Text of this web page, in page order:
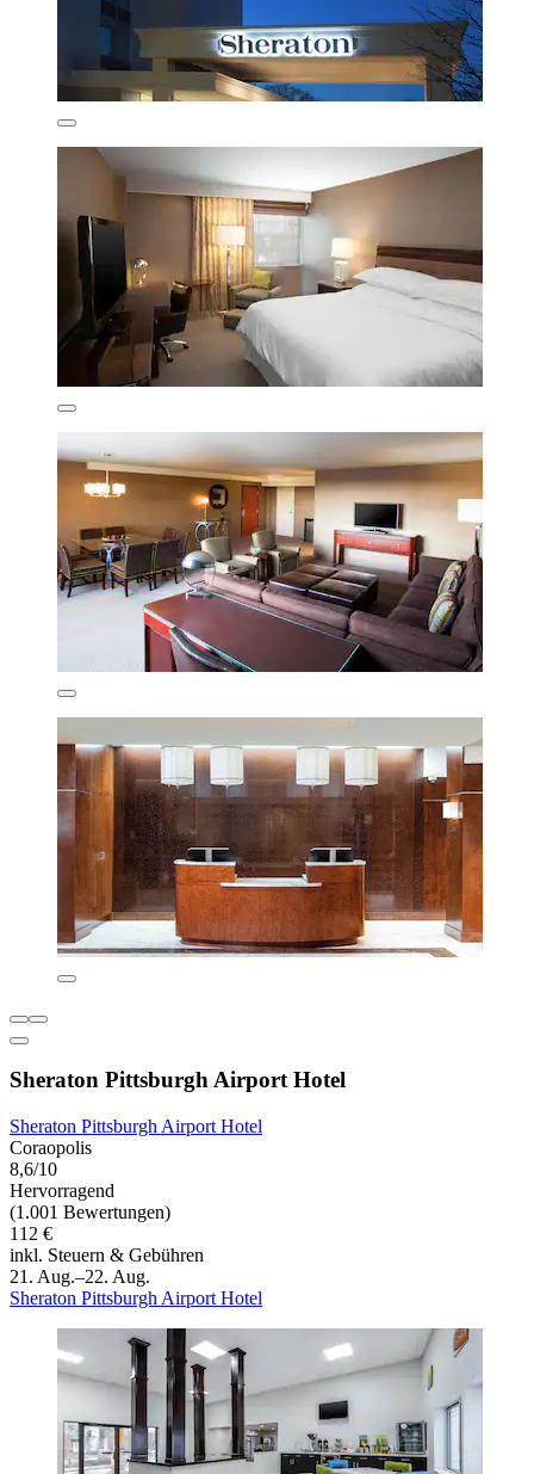
Sheraton Pittsburgh Airport Hotel
Sheraton Pittsburgh Airport Hotel
Coraopolis
8,6/10
Hervorragend
(1.001 Bewertungen)
112 €
inkl. Steuern & Gebühren
21. Aug.–22. Aug.
Sheraton Pittsburgh Airport Hotel